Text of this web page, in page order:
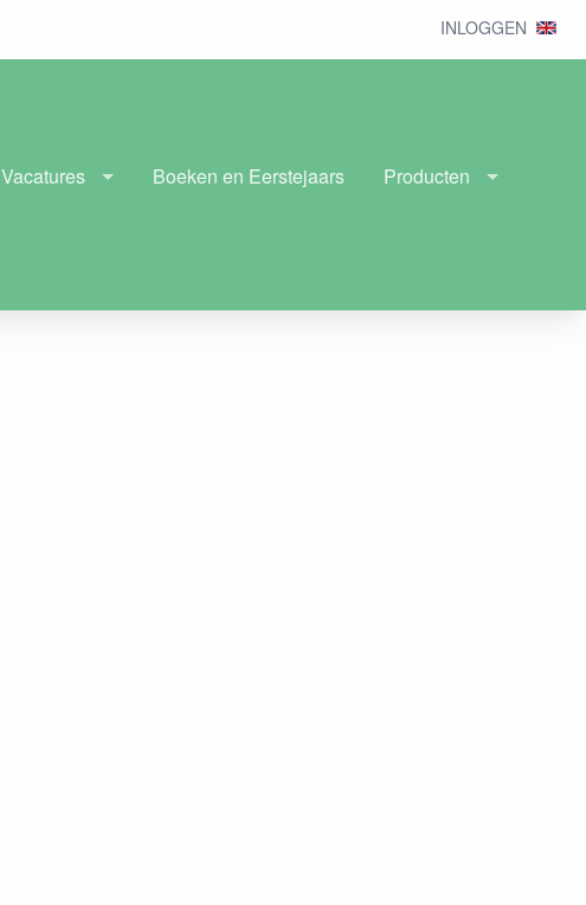
INLOGGEN
Vacatures Boeken en Eerstejaars Producten